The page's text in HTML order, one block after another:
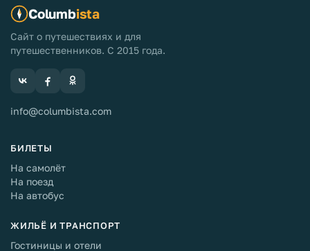
Columbista
Сайт о путешествиях и для
путешественников. С 2015 года.
info@columbista.com
БИЛЕТЫ
На самолёт
На поезд
На автобус
ЖИЛЬЁ И ТРАНСПОРТ
Гостиницы и отели